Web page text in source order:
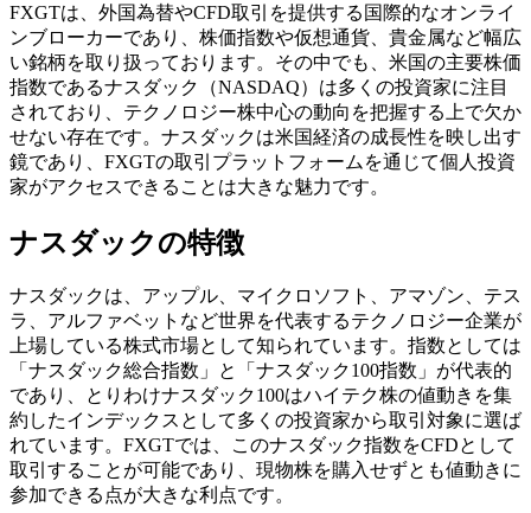
FXGTは、外国為替やCFD取引を提供する国際的なオンライ
ンブローカーであり、株価指数や仮想通貨、貴金属など幅広
い銘柄を取り扱っております。その中でも、米国の主要株価
指数であるナスダック（NASDAQ）は多くの投資家に注目
されており、テクノロジー株中心の動向を把握する上で欠か
せない存在です。ナスダックは米国経済の成長性を映し出す
鏡であり、FXGTの取引プラットフォームを通じて個人投資
家がアクセスできることは大きな魅力です。
ナスダックの特徴
ナスダックは、アップル、マイクロソフト、アマゾン、テス
ラ、アルファベットなど世界を代表するテクノロジー企業が
上場している株式市場として知られています。指数としては
「ナスダック総合指数」と「ナスダック100指数」が代表的
であり、とりわけナスダック100はハイテク株の値動きを集
約したインデックスとして多くの投資家から取引対象に選ば
れています。FXGTでは、このナスダック指数をCFDとして
取引することが可能であり、現物株を購入せずとも値動きに
参加できる点が大きな利点です。